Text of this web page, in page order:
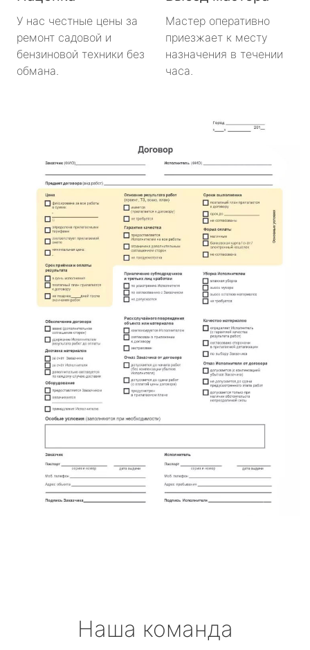
У нас честные цены за
ремонт садовой и
бензиновой техники без
обмана.
Мастер оперативно
приезжает к месту
назначения в течении
часа.
Наша команда